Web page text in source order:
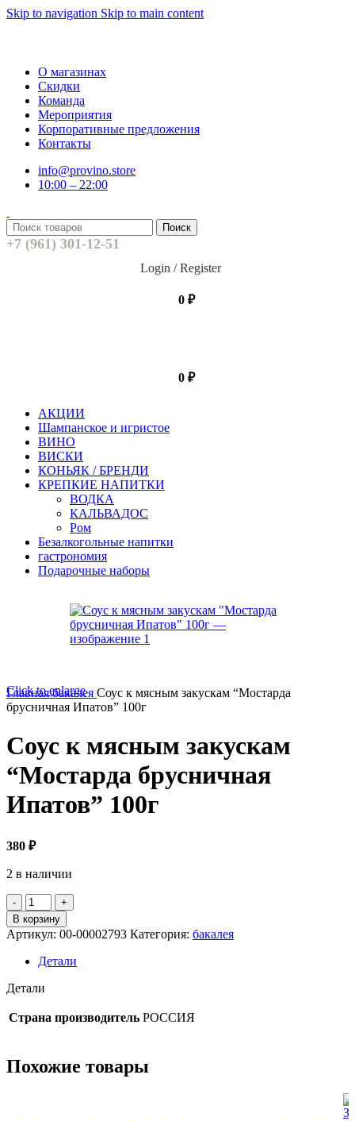
Skip to navigation Skip to main content
О магазинах
Скидки
Команда
Мероприятия
Корпоративные предложения
Контакты
info@provino.store
10:00 – 22:00
Поиск
+7 (961) 301-12-51
Login / Register
0 ₽
0 ₽
АКЦИИ
Шампанское и игристое
ВИНО
ВИСКИ
КОНЬЯК / БРЕНДИ
КРЕПКИЕ НАПИТКИ
ВОДКА
КАЛЬВАДОС
Ром
Безалкогольные напитки
гастрономия
Подарочные наборы
Click to enlarge
Главнаябакалея Соус к мясным закускам “Мостарда
брусничная Ипатов” 100г
Соус к мясным закускам
“Мостарда брусничная
Ипатов” 100г
380 ₽
2 в наличии
Количество
товара
Соус
к
мясным
закускам
"Мостарда
Ипатов"
100г
В корзину
Артикул: 00-00002793 Категория: бакалея
Детали
Детали
Страна производитель РОССИЯ
Похожие товары